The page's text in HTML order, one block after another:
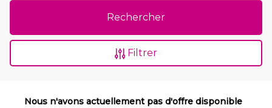
Rechercher
Filtrer
Nous n'avons actuellement pas d'offre disponible